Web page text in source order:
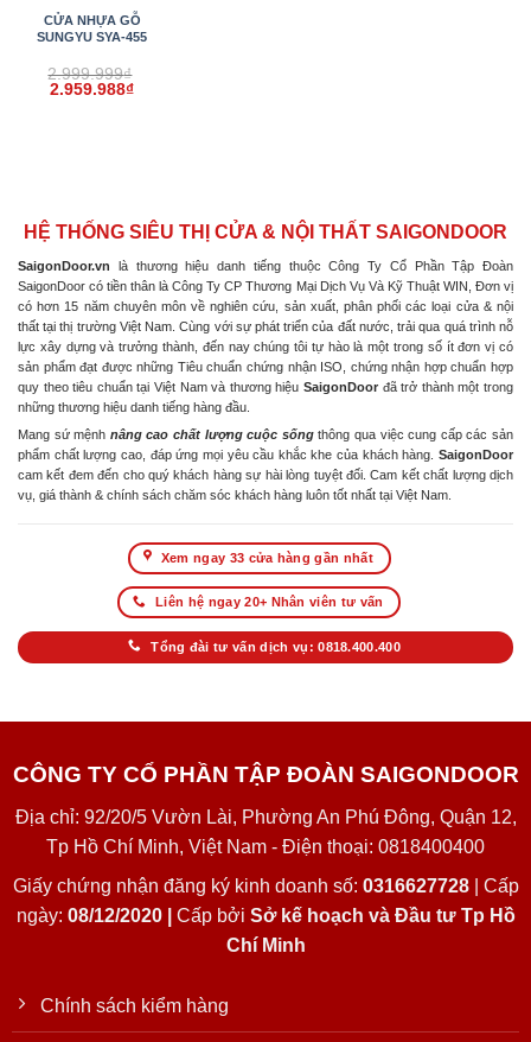
CỬA NHỰA GỖ
SUNGYU SYA-455
2.999.999₫
Giá
2.959.988₫Giá
HỆ THỐNG SIÊU THỊ CỬA & NỘI THẤT SAIGONDOOR
SaigonDoor.vn là thương hiệu danh tiếng thuộc Công Ty Cổ Phần Tập Đoàn
SaigonDoor có tiền thân là Công Ty CP Thương Mại Dịch Vụ Và Kỹ Thuật WIN, Đơn vị
có hơn 15 năm chuyên môn về nghiên cứu, sản xuất, phân phối các loại cửa & nội
thất tại thị trường Việt Nam. Cùng với sự phát triển của đất nước, trải qua quá trình nỗ
lực xây dựng và trưởng thành, đến nay chúng tôi tự hào là một trong số ít đơn vị có
sản phẩm đạt được những Tiêu chuẩn chứng nhận ISO, chứng nhận hợp chuẩn hợp
quy theo tiêu chuẩn tại Việt Nam và thương hiệu SaigonDoor đã trở thành một trong
những thương hiệu danh tiếng hàng đầu.
Mang sứ mệnh nâng cao chất lượng cuộc sốngthông qua việc cung cấp các sản
phẩm chất lượng cao, đáp ứng mọi yêu cầu khắc khe của khách hàng. SaigonDoor
cam kết đem đến cho quý khách hàng sự hài lòng tuyệt đối. Cam kết chất lượng dịch
vụ, giá thành & chính sách chăm sóc khách hàng luôn tốt nhất tại Việt Nam.
Xem ngay 33 cửa hàng gần nhất
Liên hệ ngay 20+ Nhân viên tư vấn
Tổng đài tư vấn dịch vụ: 0818.400.400
CÔNG TY CỔ PHẦN TẬP ĐOÀN SAIGONDOOR
Địa chỉ: 92/20/5 Vườn Lài, Phường An Phú Đông, Quận 12,
Tp Hồ Chí Minh, Việt Nam - Điện thoại: 0818400400
Giấy chứng nhận đăng ký kinh doanh số: 0316627728| Cấp
ngày: 08/12/2020 | Cấp bởi Sở kế hoạch và Đầu tư Tp Hồ
Chí Minh
Chính sách kiểm hàng